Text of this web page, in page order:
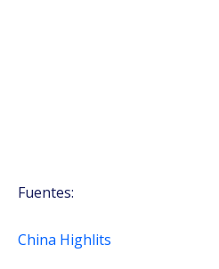
Fuentes:
China Highlits